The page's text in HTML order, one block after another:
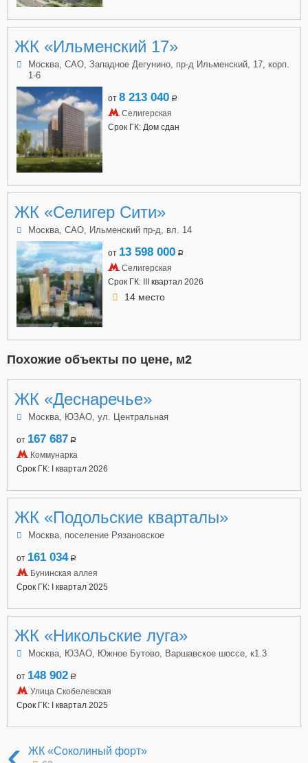
ЖК «Ильменский 17»
Москва, САО, Западное Дегунино, пр-д Ильменский, 17, корп.
1-6
от 8 213 040 a
Селигерская
Срок ГК: Дом сдан
ЖК «Селигер Сити»
Москва, САО, Ильменский пр-д, вл. 14
от 13 598 000 a
Селигерская
Срок ГК: III квартал 2026
14 место
Похожие объекты по цене, м2
ЖК «Деснаречье»
Москва, ЮЗАО, ул. Центральная
от 167 687 a
Коммунарка
Срок ГК: I квартал 2026
ЖК «Подольские кварталы»
Москва, поселение Рязановское
от 161 034 a
Бунинская аллея
Срок ГК: I квартал 2025
ЖК «Никольские луга»
Москва, ЮЗАО, Южное Бутово, Варшавское шоссе, к1.3
от 148 902 a
Улица Скобелевская
Срок ГК: I квартал 2025
ЖК «Соколиный форт»